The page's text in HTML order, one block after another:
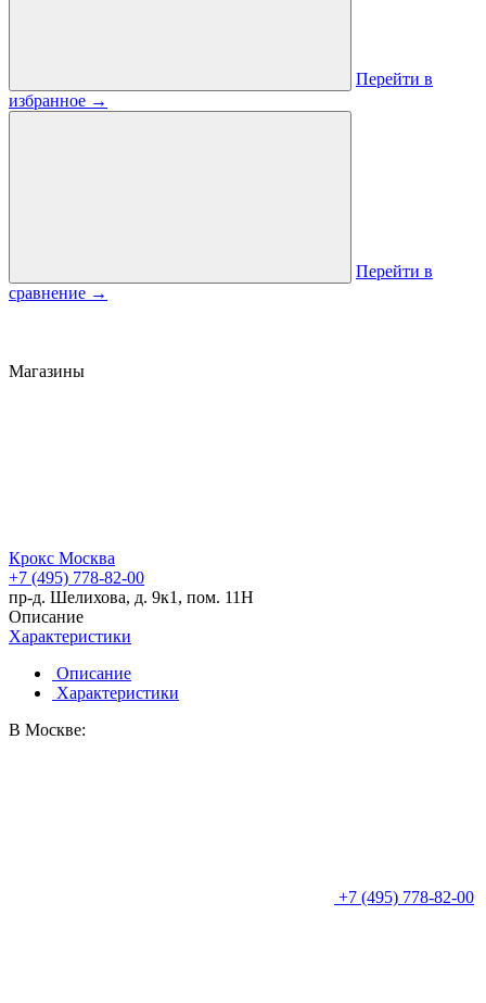
Перейти в
избранное →
Перейти в
сравнение →
Магазины
Крокс Москва
+7 (495) 778-82-00
пр-д. Шелихова, д. 9к1, пом. 11Н
Описание
Характеристики
Описание
Характеристики
В Москве:
+7 (495) 778-82-00